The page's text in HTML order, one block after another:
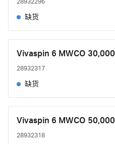
28932296
缺货
Vivaspin 6 MWCO 30,000
28932317
缺货
Vivaspin 6 MWCO 50,000
28932318